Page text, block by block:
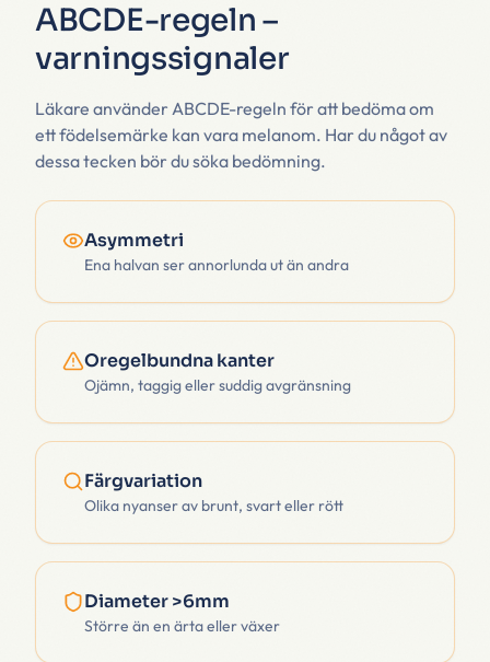
ABCDE-regeln –
varningssignaler
Läkare använder ABCDE-regeln för att bedöma om
ett födelsemärke kan vara melanom. Har du något av
dessa tecken bör du söka bedömning.
Asymmetri
Ena halvan ser annorlunda ut än andra
Oregelbundna kanter
Ojämn, taggig eller suddig avgränsning
Färgvariation
Olika nyanser av brunt, svart eller rött
Diameter >6mm
Större än en ärta eller växer